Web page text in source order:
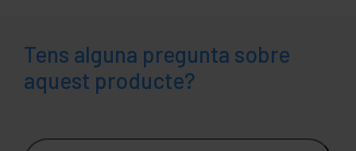
Tens alguna pregunta sobre
aquest producte?